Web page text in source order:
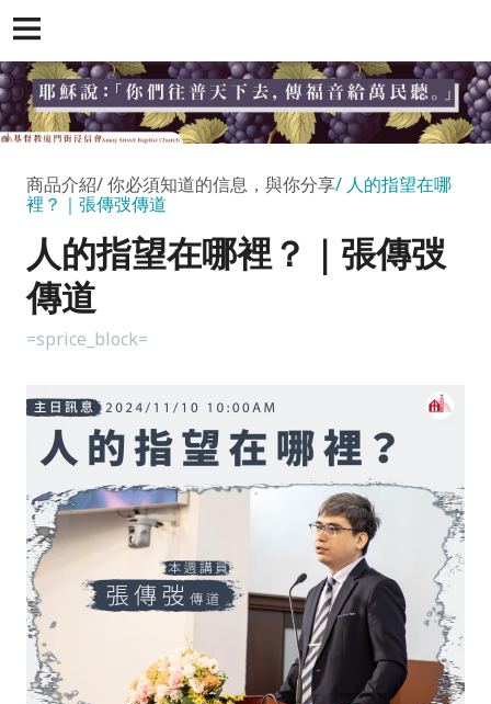
商品介紹 你必須知道的信息，與你分享 人的指望在哪
裡？｜張傳弢傳道
人的指望在哪裡？｜張傳弢
傳道
=sprice_block=